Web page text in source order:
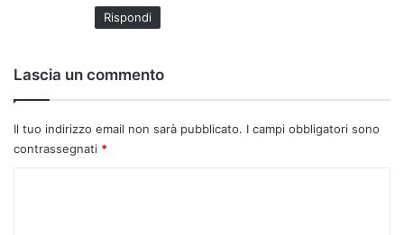
Rispondi
Lascia un commento
Il tuo indirizzo email non sarà pubblicato. I campi obbligatori sono
contrassegnati *